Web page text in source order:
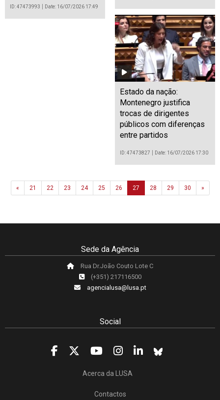
ID: 47473993 Date: 16/07/2026 17:49
Estado da nação:
Montenegro justifica
trocas de dirigentes
públicos com diferenças
entre partidos
ID: 47473827 Date: 16/07/2026 17:30
«Previous
21 22 23 24 25 26 27 28 29 30 »Next
Sede da Agência
Rua Dr.João Couto Lote C
(+351) 217116500
agencialusa@lusa.pt
Social
Acerca da LUSA
Contactos